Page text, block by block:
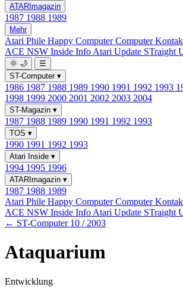
ATARImagazin
1987 1988 1989
Mehr
Atari Phile Happy ComputerComputer
ACE NSW Inside Info Atari Update STraight
🌞 🌙
☰
ST-Computer ▾
1986 1987 1988 1989 1990 1991 1992 1993
1998 1999 2000 2001 2002 2003 2004
ST-Magazin ▾
1987 1988 1989 1990 1991 1992 1993
TOS ▾
1990 1991 1992 1993
Atari Inside ▾
1994 1995 1996
ATARImagazin ▾
1987 1988 1989
Atari Phile Happy ComputerComputer
ACE NSW Inside Info Atari Update STraight
← ST-Computer 10 / 2003
Ataquarium
Entwicklung